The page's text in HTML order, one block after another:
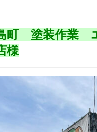
町 塗装作業
様